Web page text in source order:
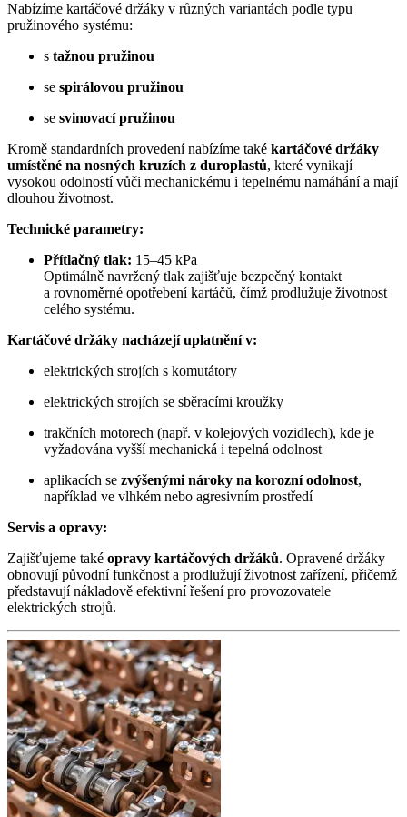
Nabízíme kartáčové držáky v různých variantách podle typu
pružinového systému:
s tažnou pružinou
se spirálovou pružinou
se svinovací pružinou
Kromě standardních provedení nabízíme také kartáčové držáky
umístěné na nosných kruzích z duroplastů, které vynikají
vysokou odolností vůči mechanickému i tepelnému namáhání a mají
dlouhou životnost.
Technické parametry:
Přítlačný tlak: 15–45 kPa
Optimálně navržený tlak zajišťuje bezpečný kontakt
a rovnoměrné opotřebení kartáčů, čímž prodlužuje životnost
celého systému.
Kartáčové držáky nacházejí uplatnění v:
elektrických strojích s komutátory
elektrických strojích se sběracími kroužky
trakčních motorech (např. v kolejových vozidlech), kde je
vyžadována vyšší mechanická i tepelná odolnost
aplikacích se zvýšenými nároky na korozní odolnost,
například ve vlhkém nebo agresivním prostředí
Servis a opravy:
Zajišťujeme také opravy kartáčových držáků. Opravené držáky
obnovují původní funkčnost a prodlužují životnost zařízení, přičemž
představují nákladově efektivní řešení pro provozovatele
elektrických strojů.